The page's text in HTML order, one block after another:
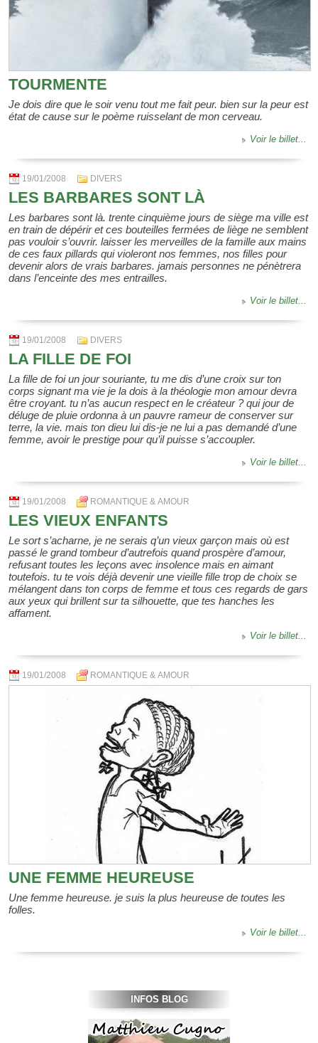
TOURMENTE
Je dois dire que le soir venu tout me fait peur. bien sur la peur est
état de cause sur le poème ruisselant de mon cerveau.
Voir le billet...
19/01/2008 DIVERS
LES BARBARES SONT LÀ
Les barbares sont là. trente cinquième jours de siège ma ville est
en train de dépérir et ces bouteilles fermées de liège ne semblent
pas vouloir s’ouvrir. laisser les merveilles de la famille aux mains
de ces faux pillards qui violeront nos femmes, nos filles pour
devenir alors de vrais barbares. jamais personnes ne pénètrera
dans l’enceinte des mes entrailles.
Voir le billet...
19/01/2008 DIVERS
LA FILLE DE FOI
La fille de foi un jour souriante, tu me dis d’une croix sur ton
corps signant ma vie je la dois à la théologie mon amour devra
être croyant. tu n’as aucun respect en le créateur ? qui jour de
déluge de pluie ordonna à un pauvre rameur de conserver sur
terre, la vie. mais ton dieu lui dis-je ne lui a pas demandé d’une
femme, avoir le prestige pour qu’il puisse s’accoupler.
Voir le billet...
19/01/2008 ROMANTIQUE & AMOUR
LES VIEUX ENFANTS
Le sort s’acharne, je ne serais q’un vieux garçon mais où est
passé le grand tombeur d’autrefois quand prospère d’amour,
refusant toutes les leçons avec insolence mais en aimant
toutefois. tu te vois déjà devenir une vieille fille trop de choix se
mélangent dans ton corps de femme et tous ces regards de gars
aux yeux qui brillent sur ta silhouette, que tes hanches les
affament.
Voir le billet...
19/01/2008 ROMANTIQUE & AMOUR
UNE FEMME HEUREUSE
Une femme heureuse. je suis la plus heureuse de toutes les
folles.
Voir le billet...
INFOS BLOG